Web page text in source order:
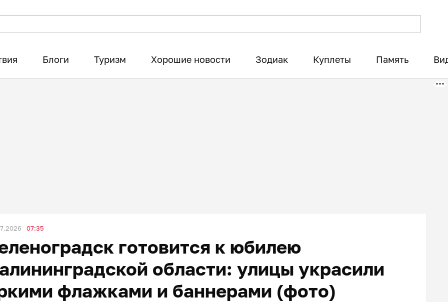
Блоги Туризм Хорошие новости Зодиак Куплеты Память
07:35
готовится к юбилею
области: улицы украсили
флажками и баннерами (фото)